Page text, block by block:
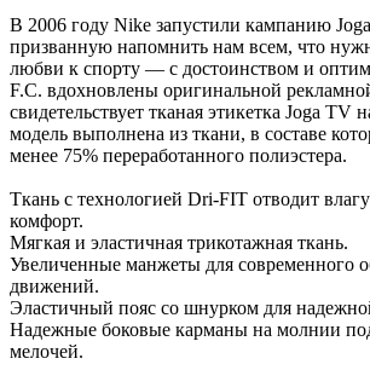
В 2006 году Nike запустили кампанию
призванную напомнить нам всем, что
любви к спорту — с достоинством и
F.C. вдохновлены оригинальной
свидетельствует тканая этикетка Joga TV
модель выполнена из ткани, в составе
менее 75% переработанного полиэстера.
Ткань с технологией Dri-FIT отводит
комфорт.
Мягкая и эластичная трикотажная ткань.
Увеличенные манжеты для современного
движений.
Эластичный пояс со шнурком для
Надежные боковые карманы на молнии
мелочей.